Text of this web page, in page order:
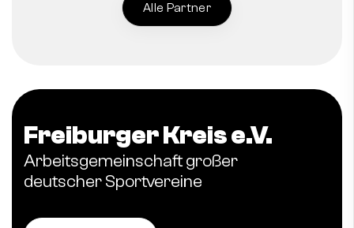
Alle Partner
Freiburger Kreis e.V.
Arbeitsgemeinschaft großer
deutscher Sportvereine